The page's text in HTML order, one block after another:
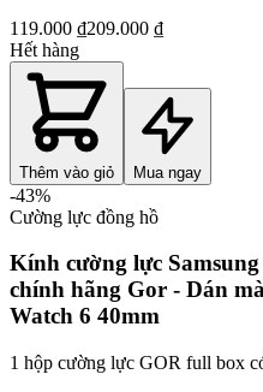
119.000 ₫209.000 ₫
Hết hàng
Thêm vào giỏ Mua ngay
-43%
Cường lực đồng hồ
Kính cường lực
chính hãng Gor - Dán
Watch 6 40mm
1 hộp cường lực GOR full box